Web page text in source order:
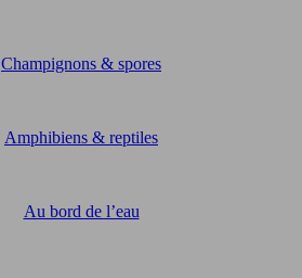
Champignons & spores
Amphibiens & reptiles
Au bord de l’eau